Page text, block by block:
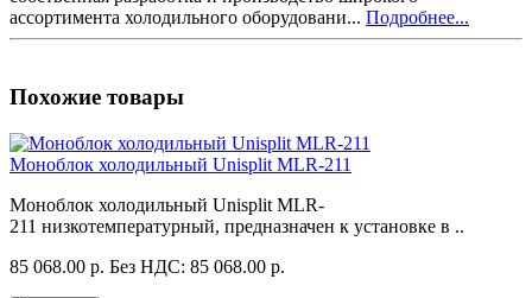
ассортимента холодильного оборудовани... Подробнее...
Похожие товары
Моноблок холодильный Unisplit MLR-211
Моноблок холодильный Unisplit MLR-
211 низкотемпературный, предназначен к установке в ..
85 068.00 р. Без НДС: 85 068.00 р.